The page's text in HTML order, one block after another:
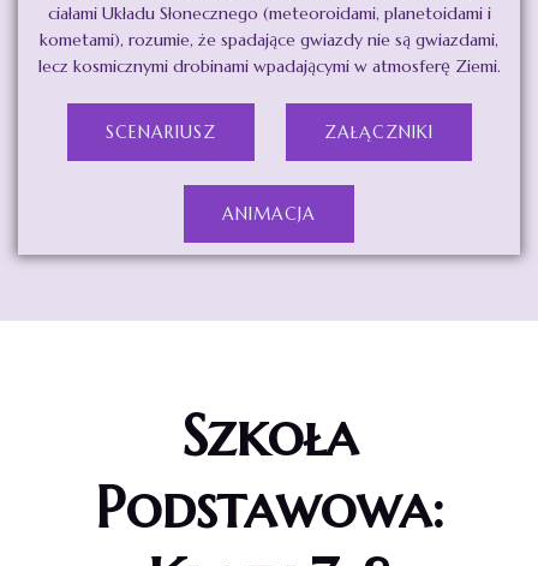
ciałami Układu Słonecznego (meteoroidami, planetoidami i
kometami), rozumie, że spadające gwiazdy nie są gwiazdami,
lecz kosmicznymi drobinami wpadającymi w atmosferę Ziemi.
SCENARIUSZ ZAŁĄCZNIKI
ANIMACJA
Szkoła
Podstawowa: